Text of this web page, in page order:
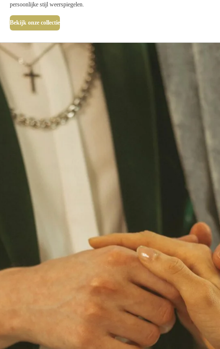
persoonlijke stijl weerspiegelen.
Bekijk onze collectie